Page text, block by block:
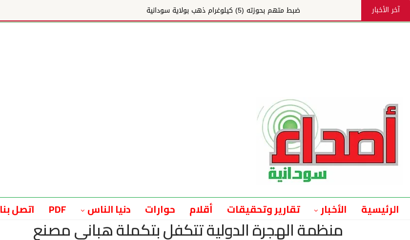
آخر الأخبار
الرئيسية الأخبار تقارير وتحقيقات أقلام حوارات دنيا الناس PDF اتصل بنا
منظمة الهجرة الدولية تتكفل بتكملة هباني مصنع